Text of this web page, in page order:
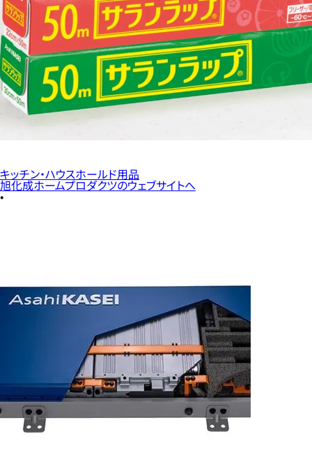
キッチン・ハウスホールド用品
旭化成ホームプロダクツのウェブサイトへ